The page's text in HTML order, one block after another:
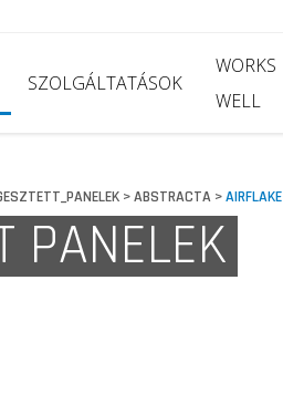
SZOLGÁLTATÁSOK
WORKS
WELL
>ABSTRACTA>AIRFLAKE
PANELEK